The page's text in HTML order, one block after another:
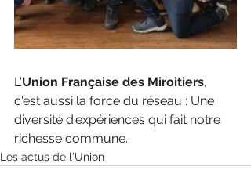
L'Union Française des Miroitiers,
c'est aussi la force du réseau : Une
diversité d'expériences qui fait notre
richesse commune.
Les actus de l'Union